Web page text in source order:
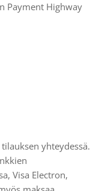
Payment Highway
yhteydessä.
Visa Electron,